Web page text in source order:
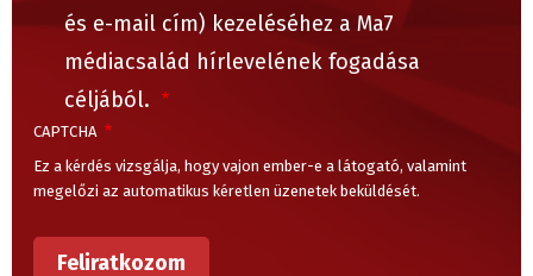
és e-mail cím) kezeléséhez a Ma7
médiacsalád hírlevelének fogadása
céljából.
CAPTCHA
Ez a kérdés vizsgálja, hogy vajon ember-e a látogató, valamint
megelőzi az automatikus kéretlen üzenetek beküldését.